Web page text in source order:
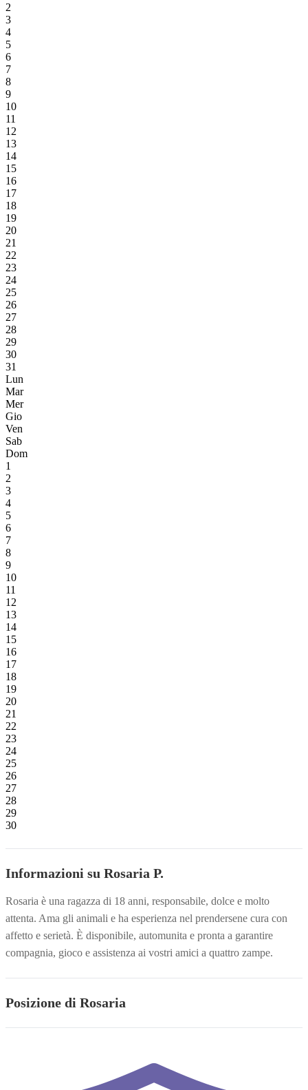
2
3
4
5
6
7
8
9
10
11
12
13
14
15
16
17
18
19
20
21
22
23
24
25
26
27
28
29
30
31
Lun
Mar
Mer
Gio
Ven
Sab
Dom
1
2
3
4
5
6
7
8
9
10
11
12
13
14
15
16
17
18
19
20
21
22
23
24
25
26
27
28
29
30
Informazioni su Rosaria P.
Rosaria è una ragazza di 18 anni, responsabile, dolce e molto
attenta. Ama gli animali e ha esperienza nel prendersene cura con
affetto e serietà. È disponibile, automunita e pronta a garantire
compagnia, gioco e assistenza ai vostri amici a quattro zampe.
Posizione di Rosaria